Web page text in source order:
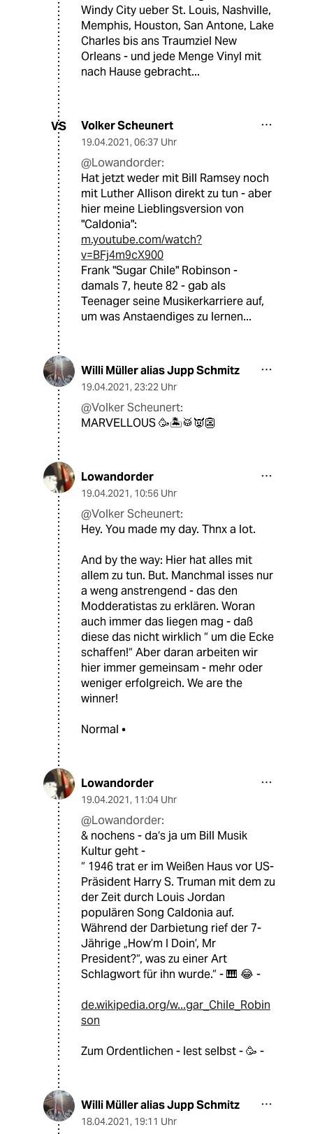
Windy City ueber St. Louis, Nashville,
Memphis, Houston, San Antone, Lake
Charles bis ans Traumziel New
Orleans - und jede Menge Vinyl mit
nach Hause gebracht...
VS Volker Scheunert
19.04.2021, 06:37 Uhr
@Lowandorder:
Hat jetzt weder mit Bill Ramsey noch
mit Luther Allison direkt zu tun - aber
hier meine Lieblingsversion von
"Caldonia":
m.youtube.com/watch?
v=BFj4m9cX900
Frank "Sugar Chile" Robinson -
damals 7, heute 82 - gab als
Teenager seine Musikerkarriere auf,
um was Anstaendiges zu lernen...
Willi Müller alias Jupp Schmitz
19.04.2021, 23:22 Uhr
@Volker Scheunert:
MARVELLOUS 🥳🏝🥁👿👺
Lowandorder
19.04.2021, 10:56 Uhr
@Volker Scheunert:
Hey. You made my day. Thnx a lot.
And by the way: Hier hat alles mit
allem zu tun. But. Manchmal isses nur
a weng anstrengend - das den
Modderatistas zu erklären. Woran
auch immer das liegen mag - daß
diese das nicht wirklich “ um die Ecke
schaffen!“ Aber daran arbeiten wir
hier immer gemeinsam - mehr oder
weniger erfolgreich. We are the
winner!
Normal •
Lowandorder
19.04.2021, 11:04 Uhr
@Lowandorder:
& nochens - da‘s ja um Bill Musik
Kultur geht -
“ 1946 trat er im Weißen Haus vor US-
Präsident Harry S. Truman mit dem zu
der Zeit durch Louis Jordan
populären Song Caldonia auf.
Während der Darbietung rief der 7-
Jährige „How’m I Doin’, Mr
President?“, was zu einer Art
Schlagwort für ihn wurde.“ - 🎹 😂 -
de.wikipedia.org/w...gar_Chile_Robin
son
Zum Ordentlichen - lest selbst - 🥳 -
Willi Müller alias Jupp Schmitz
18.04.2021, 19:11 Uhr